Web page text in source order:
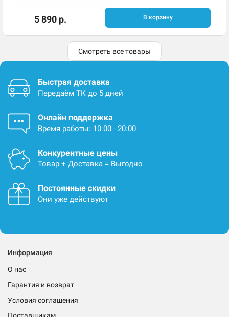
5 890 р. В корзину
Смотреть все товары
Быстрая доставка
Передаём ТК до 5 дней
Онлайн поддержка
Время работы: 10:00 - 20:00
Конкурентные цены
Товар + Доставка = Выгодно
Постоянные скидки
Они уже действуют
Информация
О нас
Гарантия и возврат
Условия соглашения